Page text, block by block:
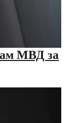
МВД за